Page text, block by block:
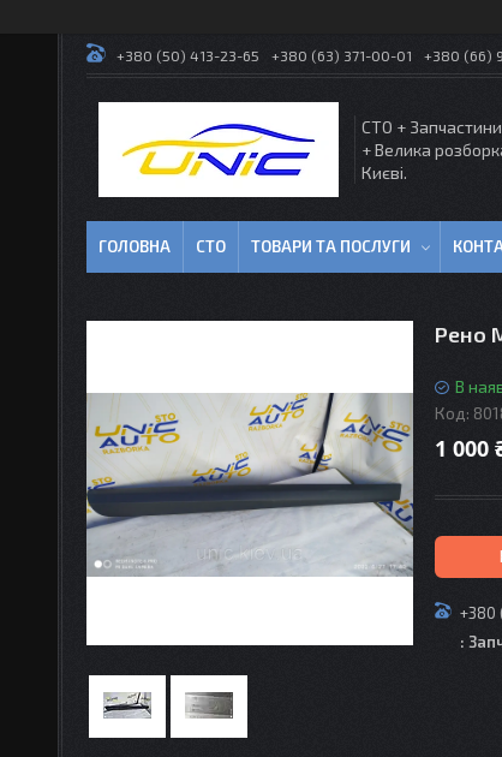
+380 (50) 413-23-65 +380 (63) 371-00-01 +380 (66)
СТО +
+ Велика
Києві.
ГОЛОВНА СТО ТОВАРИ ТА ПОСЛУГИ
Рено
В
Код:
1 000
+380
: